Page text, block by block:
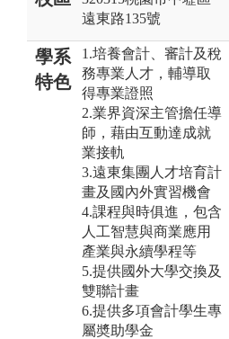
遠東路135號
學系
特色
1.培養會計、審計及稅
務專業人才，輔導取
得專業證照
2.業界資深主管擔任導
師，藉由互動達成就
業接軌
3.遠東集團人才培育計
畫及國內外實習機會
4.課程與時俱進，包含
人工智慧與商業應用
產業與永續學程等
5.提供國外大學交換及
雙聯計畫
6.提供多項會計學生專
屬奬助學金